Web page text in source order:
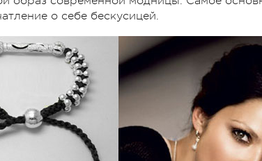
о себе бескусицей.